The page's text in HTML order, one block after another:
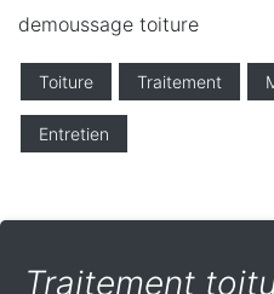
demoussage toiture
Toiture Traitement
Entretien
Traitement